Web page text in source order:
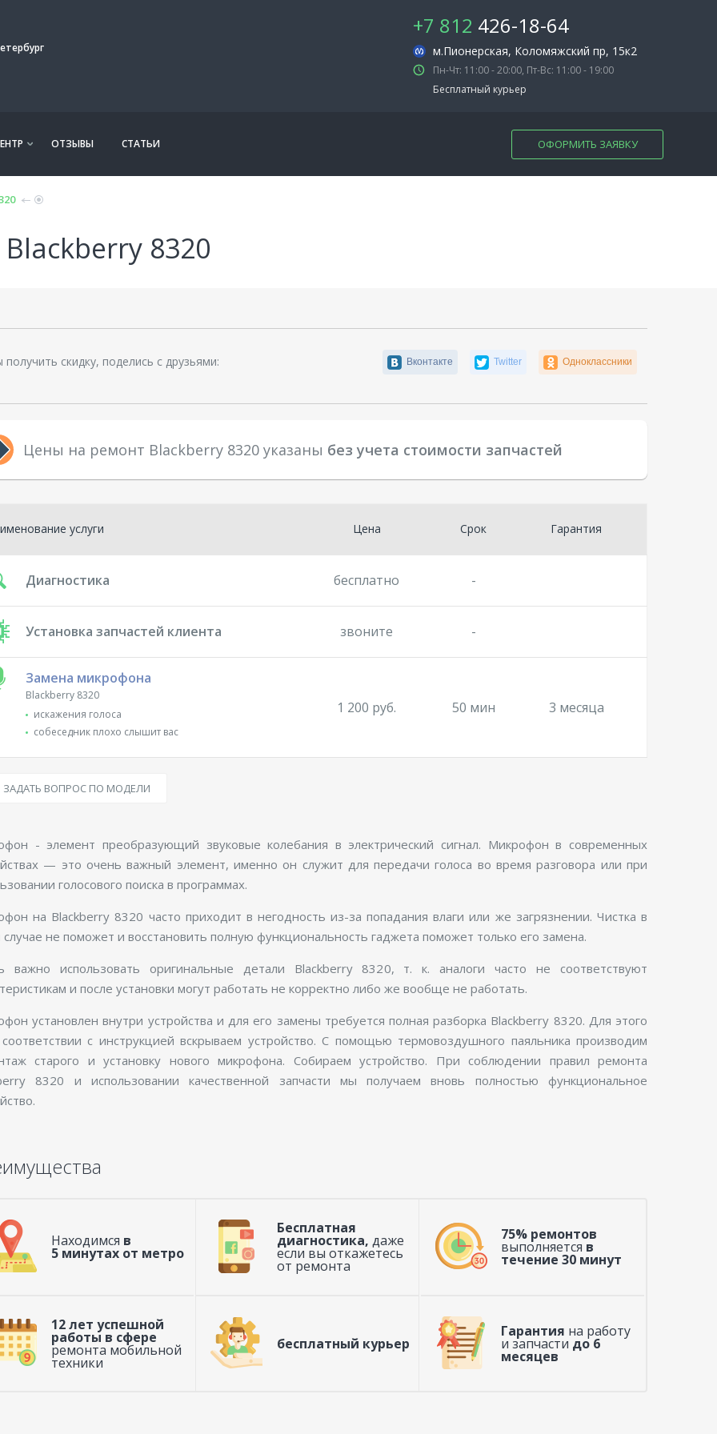
+7 812 426-18-64
м.Пионерская, Коломяжский пр, 15к2
Пн-Чт: 11:00 - 20:00, Пт-Вс: 11:00 - 19:00
Бесплатный курьер
ОТЗЫВЫ СТАТЬИ ОФОРМИТЬ ЗАЯВКУ
8320
скидку, поделись с друзьями: Вконтакте Twitter Одноклассники
Цены на ремонт Blackberry 8320 указаны без учета стоимости запчастей
услуги Цена Срок Гарантия
Диагностика бесплатно -
Установка запчастей клиента звоните -
Замена микрофона
Blackberry 8320
искажения голоса
собеседник плохо слышит вас
1 200 руб. 50 мин 3 месяца
ЗАДАТЬ ВОПРОС ПО МОДЕЛИ
- элемент преобразующий звуковые колебания в электрический сигнал. Микрофон в современных
— это очень важный элемент, именно он служит для передачи голоса во время разговора или при
голосового поиска в программах.
на Blackberry 8320 часто приходит в негодность из-за попадания влаги или же загрязнении. Чистка в
случае не поможет и восстановить полную функциональность гаджета поможет только его замена.
важно использовать оригинальные детали Blackberry 8320, т. к. аналоги часто не соответствуют
и после установки могут работать не корректно либо же вообще не работать.
установлен внутри устройства и для его замены требуется полная разборка Blackberry 8320. Для этого
с инструкцией вскрываем устройство. С помощью термовоздушного паяльника производим
старого и установку нового микрофона. Собираем устройство. При соблюдении правил ремонта
8320 и использовании качественной запчасти мы получаем вновь полностью функциональное
Находимся в
5 минутах от метро
Бесплатная
диагностика, даже
если вы откажетесь
от ремонта
75% ремонтов
выполняется в
течение 30 минут
12 лет успешной
работы в сфере
ремонта мобильной
техники
бесплатный курьер
Гарантия на работу
и запчасти до 6
месяцев